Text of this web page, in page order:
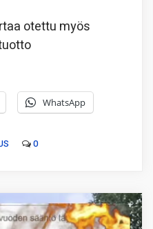
otettu myös
WhatsApp
0